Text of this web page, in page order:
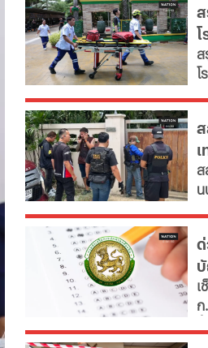
ทุ
ใ
แ
จ
ข้
ร
ก
ป
ห
ส
โ
แล้ว ข
พุ่
ก่
เ
ก